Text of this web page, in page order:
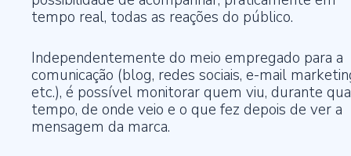
tempo real, todas as reações do público.
Independentemente do meio empregado para a
comunicação (blog, redes sociais, e-mail
etc.), é possível monitorar quem viu, durante
tempo, de onde veio e o que fez depois de ver a
mensagem da marca.